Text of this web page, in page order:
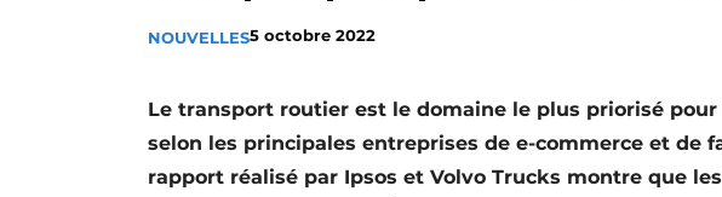
Termes et conditions
NOUVELLES5 octobre 2022
Le transport routier est le domaine le plus priorisé pour
selon les principales entreprises de e-commerce et de
rapport réalisé par Ipsos et Volvo Trucks montre que